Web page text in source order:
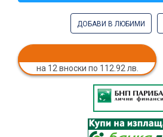
ДОБАВИ В ЛЮБИМИ
на 12 вноски по 112.92 лв.